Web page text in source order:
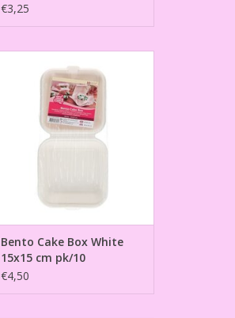
€3,25
pk/10
TOEVOEGEN AAN WINKELWAGEN
Bento Cake Box White
15x15 cm pk/10
€4,50